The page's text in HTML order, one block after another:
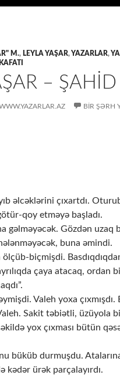
M., LEYLA YAŞAR,YAZARLAR,
–
BIR ŞƏRH
əlcəklərini çıxartdı.
qoy etməyə başladı.
gəlməyəcək. Gözdən uzaq
buna əmindi.
ölçüb-biçmişdi.
çaya atacaq, ordan
Valeh yoxa çıxmışdı.
Sakit təbiətli, üzüyola
yox çıxması bütün
büküb durmuşdu.
kədər ürək parçalayırdı.